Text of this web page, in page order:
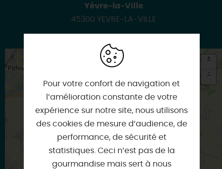
Yèvre-la-Ville
45300 YEVRE-LA-VILLE
Itinéraire vers
+
-
Pour votre confort de navigation et
l’amélioration constante de votre
expérience sur notre site, nous utilisons
des cookies de mesure d’audience, de
performance, de sécurité et
statistiques. Ceci n’est pas de la
gourmandise mais sert à nous